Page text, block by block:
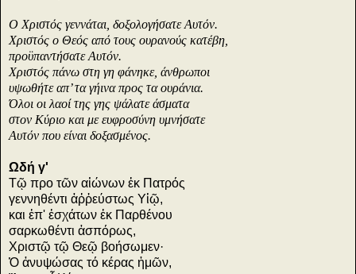
Ο Χριστός γεννάται, δοξολογήσατε Αυτόν.
Χριστός ο Θεός από τους ουρανούς κατέβη,
προϋπαντήσατε Αυτόν.
Χριστός πάνω στη γη φάνηκε, άνθρωποι
υψωθήτε απ’ τα γήινα προς τα ουράνια.
Όλοι οι λαοί της γης ψάλατε άσματα
στον Κύριο και με ευφροσύνη υμνήσατε
Αυτόν που είναι δοξασμένος.
Ωδή γ'
Τῷ προ τῶν αἰώνων ἐκ Πατρός
γεννηθέντι ἀῤῥεύστως Υἱῷ,
και ἐπ' ἐσχάτων ἐκ Παρθένου
σαρκωθέντι ἀσπόρως,
Χριστῷ τῷ Θεῷ βοήσωμεν·
Ὁ ἀνυψώσας τό κέρας ἡμῶν,